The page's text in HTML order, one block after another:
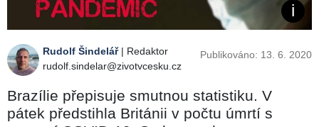
Rudolf Šindelář| Redaktor
rudolf.sindelar@zivotvcesku.cz
Publikováno: 13. 6. 2020
Brazílie přepisuje smutnou statistiku. V
pátek předstihla Británii v počtu úmrtí s